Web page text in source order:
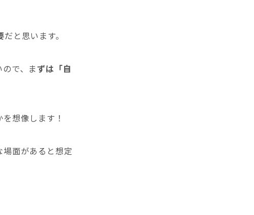
だと思います。
で、まずは「自
想像します！
面があると想定